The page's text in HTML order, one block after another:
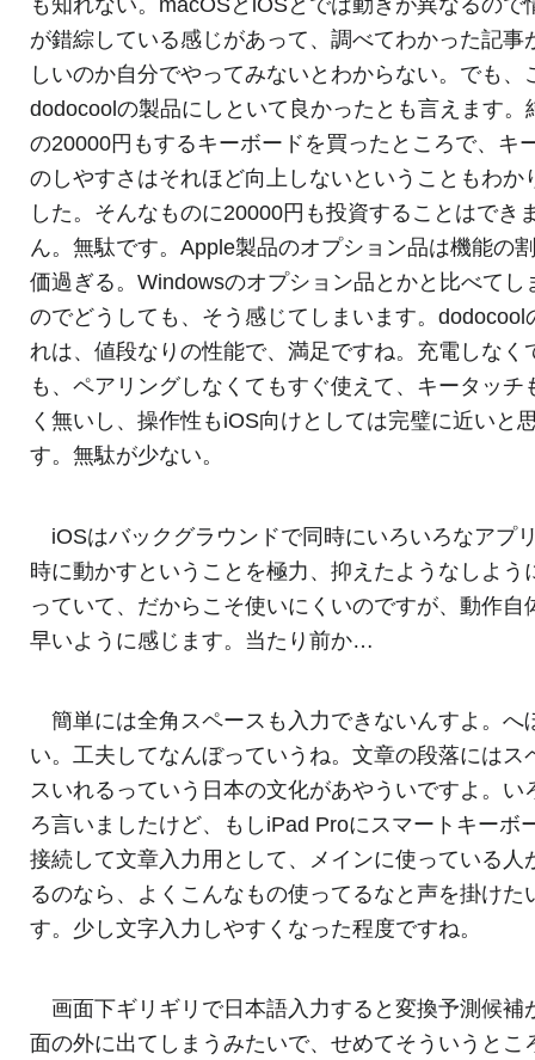
が錯綜している感じがあって、調べてわかった記事
しいのか自分でやってみないとわからない。でも、
dodocoolの製品にしといて良かったとも言えます。
の20000円もするキーボードを買ったところで、キ
のしやすさはそれほど向上しないということもわか
した。そんなものに20000円も投資することはでき
ん。無駄です。Apple製品のオプション品は機能の
価過ぎる。Windowsのオプション品とかと比べてし
のでどうしても、そう感じてしまいます。dodocool
れは、値段なりの性能で、満足ですね。充電しなく
も、ペアリングしなくてもすぐ使えて、キータッチ
く無いし、操作性もiOS向けとしては完璧に近いと
す。無駄が少ない。
iOSはバックグラウンドで同時にいろいろなアプ
時に動かすということを極力、抑えたようなしよう
っていて、だからこそ使いにくいのですが、動作自
早いように感じます。当たり前か…
簡単には全角スペースも入力できないんすよ。へ
い。工夫してなんぼっていうね。文章の段落にはス
スいれるっていう日本の文化があやういですよ。い
ろ言いましたけど、もしiPad Proにスマートキーボ
接続して文章入力用として、メインに使っている人
るのなら、よくこんなもの使ってるなと声を掛けた
す。少し文字入力しやすくなった程度ですね。
画面下ギリギリで日本語入力すると変換予測候補
面の外に出てしまうみたいで、せめてそういうとこ